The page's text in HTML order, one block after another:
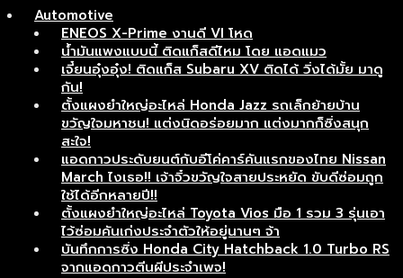
Automotive
ENEOS X-Prime งานดี VI โหด
น้ำมันแพงแบบนี้ ติดแก็สดีไหม โดย แอดแมว
เจี๋ยนอุ๋งอุ๋ง! ติดแก็ส Subaru XV ติดได้ วิ่งได้มั้ย มาดู
กัน!
ตั้งแผงยำใหญ่อะไหล่ Honda Jazz รถเล็กย้ายบ้าน
ขวัญใจมหาชน! แต่งนิดอร่อยมาก แต่งมากก็ซิ่งสนุก
สะใจ!
แอดกาวประดับยนต์กับอีโค่คาร์คันแรกของไทย Nissan
March ไงเธอ!! เจ้าจิ๋วขวัญใจสายประหยัด ขับดีซ่อมถูก
ใช้ได้อีกหลายปี!!
ตั้งแผงยำใหญ่อะไหล่ Toyota Vios มือ 1 รวม 3 รุ่นเอา
ไว้ซ่อมคันเก่งประจำตัวให้อยู่นานๆ จ้า
บันทึกการซิ่ง Honda City Hatchback 1.0 Turbo RS
จากแอดกาวตีนผีประจำเพจ!